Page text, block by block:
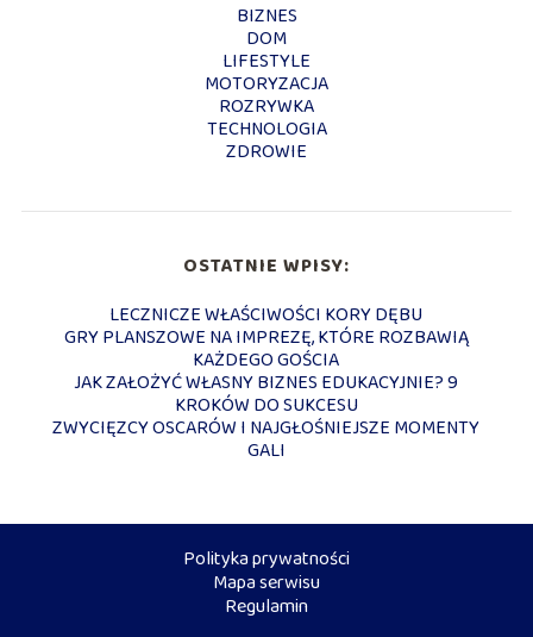
BIZNES
DOM
LIFESTYLE
MOTORYZACJA
ROZRYWKA
TECHNOLOGIA
ZDROWIE
OSTATNIE WPISY:
LECZNICZE WŁAŚCIWOŚCI KORY DĘBU
GRY PLANSZOWE NA IMPREZĘ, KTÓRE ROZBAWIĄ
KAŻDEGO GOŚCIA
JAK ZAŁOŻYĆ WŁASNY BIZNES EDUKACYJNIE? 9
KROKÓW DO SUKCESU
ZWYCIĘZCY OSCARÓW I NAJGŁOŚNIEJSZE MOMENTY
GALI
Polityka prywatności
Mapa serwisu
Regulamin